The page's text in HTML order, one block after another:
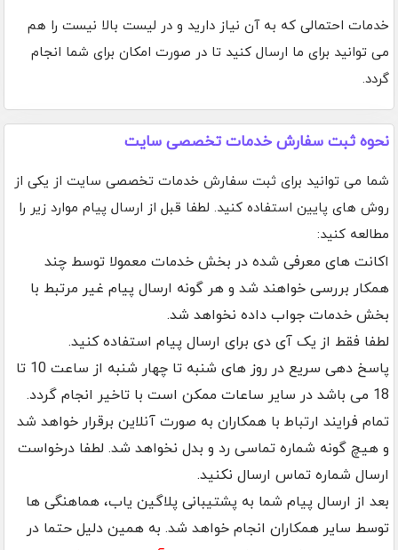
خدمات احتمالی که به آن نیاز دارید و در لیست بالا نیست را هم
می توانید برای ما ارسال کنید تا در صورت امکان برای شما انجام
گردد.
نحوه ثبت سفارش خدمات تخصصی سایت
شما می توانید برای ثبت سفارش خدمات تخصصی سایت از یکی از
روش های پایین استفاده کنید. لطفا قبل از ارسال پیام موارد زیر را
مطالعه کنید:
اکانت های معرفی شده در بخش خدمات معمولا توسط چند
همکار بررسی خواهند شد و هر گونه ارسال پیام غیر مرتبط با
بخش خدمات جواب داده نخواهد شد.
لطفا فقط از یک آی دی برای ارسال پیام استفاده کنید.
پاسخ دهی سریع در روز های شنبه تا چهار شنبه از ساعت 10 تا
18 می باشد در سایر ساعات ممکن است با تاخیر انجام گردد.
تمام فرایند ارتباط با همکاران به صورت آنلاین برقرار خواهد شد
و هیچ گونه شماره تماسی رد و بدل نخواهد شد. لطفا درخواست
ارسال شماره تماس ارسال نکنید.
بعد از ارسال پیام شما به پشتیبانی پلاگین یاب، هماهنگی ها
توسط سایر همکاران انجام خواهد شد. به همین دلیل حتما در